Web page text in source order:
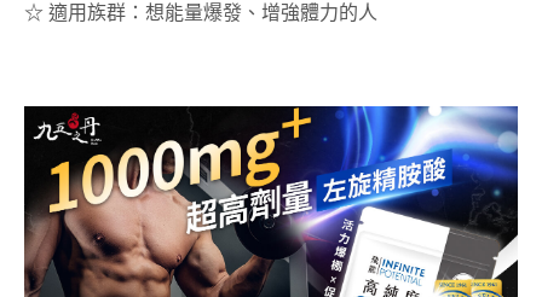
☆ 適用族群：想能量爆發、增強體力的人